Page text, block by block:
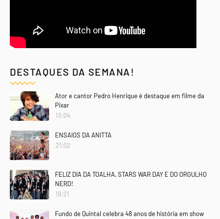
DESTAQUES DA SEMANA!
Ator e cantor Pedro Henrique é destaque em filme da
Pixar
13:04
ENSAIOS DA ANITTA
21:02
FELIZ DIA DA TOALHA, STARS WAR DAY E DO ORGULHO
NERD!
19:21
Fundo de Quintal celebra 48 anos de história em show